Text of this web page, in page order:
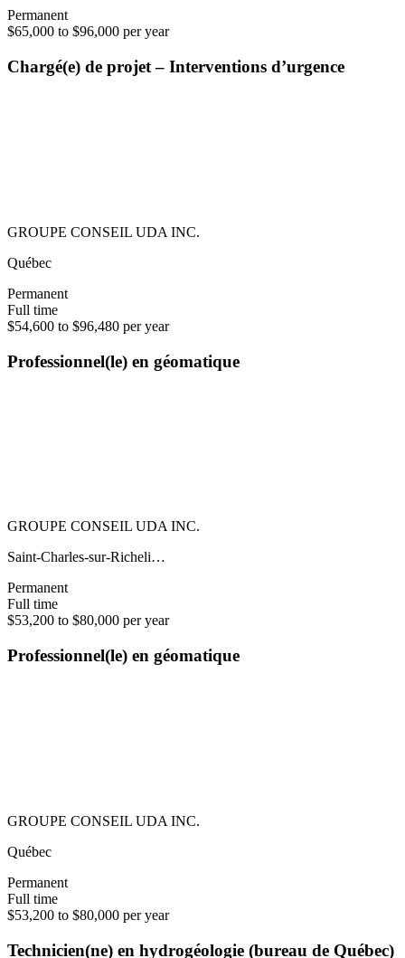
Permanent
$65,000 to $96,000 per year
Chargé(e) de projet – Interventions d’urgence
GROUPE CONSEIL UDA INC.
Québec
Permanent
Full time
$54,600 to $96,480 per year
Professionnel(le) en géomatique
GROUPE CONSEIL UDA INC.
Saint-Charles-sur-Richeli…
Permanent
Full time
$53,200 to $80,000 per year
Professionnel(le) en géomatique
GROUPE CONSEIL UDA INC.
Québec
Permanent
Full time
$53,200 to $80,000 per year
Technicien(ne) en hydrogéologie (bureau de Québec)